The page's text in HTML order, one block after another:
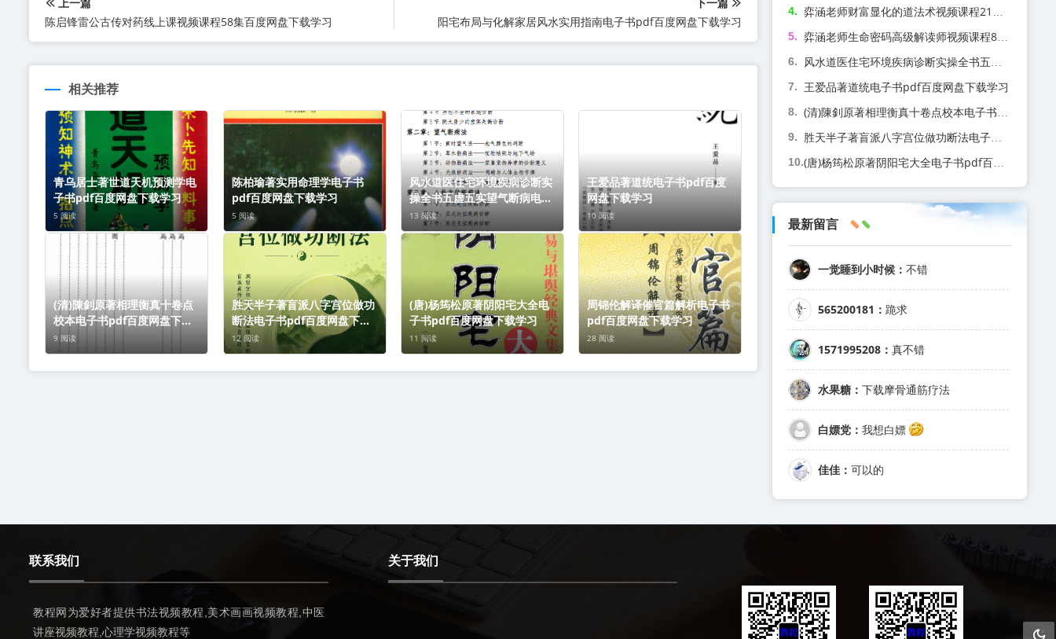
陈启锋雷公古传对药线上课视频课程58集百度网盘下载学习
阳宅布局与化解家居风水实用指南电子书pdf百度网盘下载学习
相关推荐
青乌居士著世道天机预测学电
子书pdf百度网盘下载学习
5 阅读
陈柏瑜著实用命理学电子书
pdf百度网盘下载学习
5 阅读
风水道医住宅环境疾病诊断实
操全书五虚五实望气断病电子
书pdf百度网盘下载学习
13 阅读
王爱品著道统电子书pdf百度
网盘下载学习
10 阅读
(清)陳釗原著相理衡真十卷点
校本电子书pdf百度网盘下载
学习
9 阅读
胜天半子著盲派八字宫位做功
断法电子书pdf百度网盘下载
学习
12 阅读
(唐)杨筠松原著阴阳宅大全电
子书pdf百度网盘下载学习
11 阅读
周锦伦解译催官篇解析电子书
pdf百度网盘下载学习
28 阅读
王爱品著道统电子书pdf百度网盘下载学习
最新留言
一觉睡到小时候：不错
565200181：跪求
1571995208：真不错
水果糖：下载摩骨通筋疗法
白嫖党：我想白嫖
佳佳：可以的
联系我们
教程网为爱好者提供书法视频教程,美术画画视频教程,中医
讲座视频教程,心理学视频教程等
关于我们